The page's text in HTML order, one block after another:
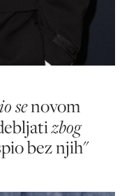
senovom
zbog
bez njih"